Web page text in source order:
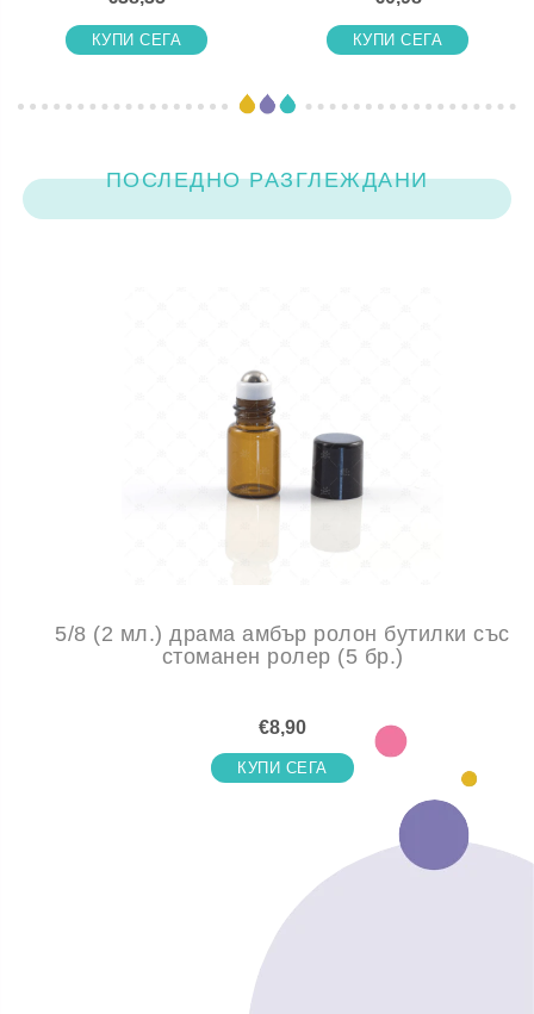
КУПИ СЕГА КУПИ СЕГА
ПОСЛЕДНО РАЗГЛЕЖДАНИ
5/8 (2 мл.) драма амбър ролон бутилки със
стоманен ролер (5 бр.)
€8,90
КУПИ СЕГА